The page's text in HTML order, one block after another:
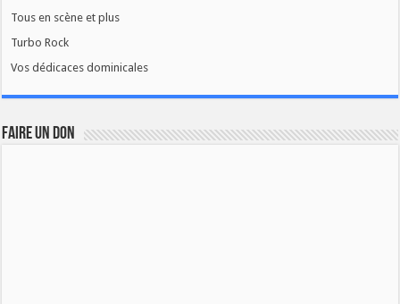
Tous en scène et plus
Turbo Rock
Vos dédicaces dominicales
FAIRE UN DON